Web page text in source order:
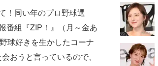
！同い年のプロ野球選
番組『ZIP！』（月～金あ
球好きを生かしたコーナ
おうと言っているので、